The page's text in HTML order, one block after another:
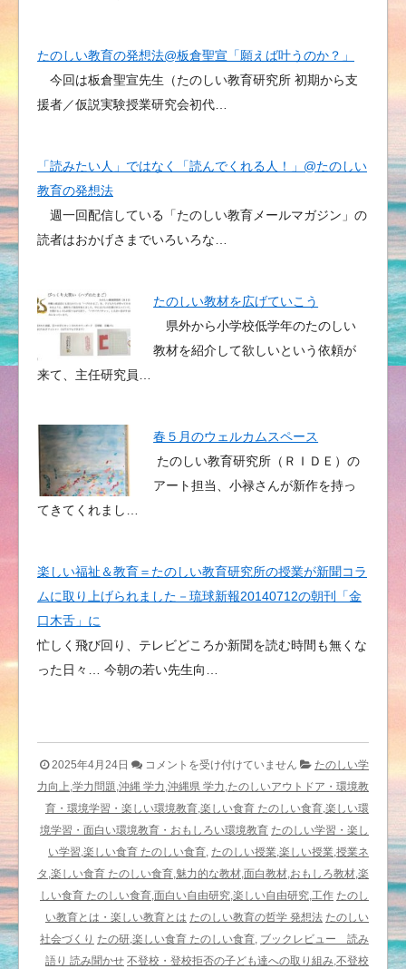
たのしい教育の発想法@板倉聖宣「願えば叶うのか？」
今回は板倉聖宣先生（たのしい教育研究所 初期から支
援者／仮説実験授業研究会初代…
「読みたい人」ではなく「読んでくれる人！」@たのしい
教育の発想法
週一回配信している「たのしい教育メールマガジン」の
読者はおかげさまでいろいろな…
たのしい教材を広げていこう
県外から小学校低学年のたのしい
教材を紹介して欲しいという依頼が
来て、主任研究員…
春５月のウェルカムスペース
たのしい教育研究所（ＲＩＤＥ）の
アート担当、小禄さんが新作を持っ
てきてくれまし…
楽しい福祉＆教育＝たのしい教育研究所の授業が新聞コラ
ムに取り上げられました－琉球新報20140712の朝刊「金
口木舌」に
忙しく飛び回り、テレビどころか新聞を読む時間も無くな
った日々… 今朝の若い先生向…
2025年4月24日
声
を
上
げ
る
重
要
性
と
予
コメントを受け付けていません
たのしい学
力向上,学力問題,沖縄 学力,沖縄県 学力,たのしいアウトドア・環境教
育・環境学習・楽しい環境教育,楽しい食育 たのしい食育,楽しい環
境学習・面白い環境教育・おもしろい環境教育 たのしい学習・楽し
い学習,楽しい食育 たのしい食育, たのしい授業,楽しい授業,授業ネ
タ,楽しい食育 たのしい食育,魅力的な教材,面白教材,おもしろ教材,楽
しい食育 たのしい食育,面白い自由研究,楽しい自由研究,工作 たのし
い教育とは・楽しい教育とは たのしい教育の哲学 発想法 たのしい
社会づくり たの研,楽しい食育 たのしい食育, ブックレビュー 読み
語り 読み聞かせ 不登校・登校拒否の子ども達への取り組み,不登校